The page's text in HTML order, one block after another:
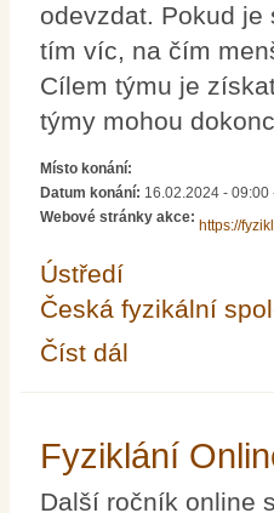
odevzdat. Pokud
tím víc, na čím
Cílem týmu je
týmy mohou
Místo konání:
Datum konání: 16.02.2024 - 09:00
Webové stránky akce:
https://
Ústředí
Česká fyzikální
Číst dál
Fyziklání
Další ročník online